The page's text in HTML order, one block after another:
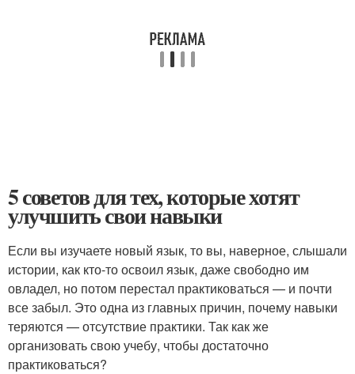
5 советов для тех, которые хотят
улучшить свои навыки
Если вы изучаете новый язык, то вы, наверное, слышали
истории, как кто-то освоил язык, даже свободно им
овладел, но потом перестал практиковаться — и почти
все забыл. Это одна из главных причин, почему навыки
теряются — отсутствие практики. Так как же
организовать свою учебу, чтобы достаточно
практиковаться?